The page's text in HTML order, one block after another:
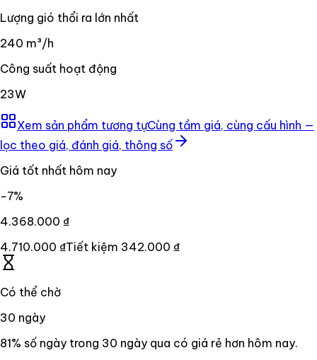
Lượng gió thổi ra lớn nhất
240 m³/h
Công suất hoạt động
23W
Xem sản phẩm tương tựCùng tầm giá, cùng cấu hình —
lọc theo giá, đánh giá, thông số
Giá tốt nhất hôm nay
−7%
4.368.000 ₫
4.710.000 ₫Tiết kiệm 342.000 ₫
Có thể chờ
30 ngày
81% số ngày trong 30 ngày qua có giá rẻ hơn hôm nay.